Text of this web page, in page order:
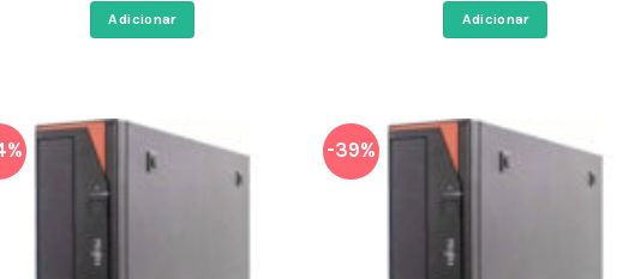
original
era:
atual
é:
Adicionar
original
era:
atual
é:
Adicionar
-39%